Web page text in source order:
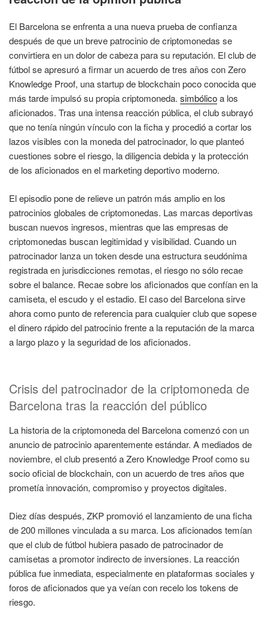
El Barcelona se enfrenta a una nueva prueba de confianza
después de que un breve patrocinio de criptomonedas se
convirtiera en un dolor de cabeza para su reputación. El club de
fútbol se apresuró a firmar un acuerdo de tres años con Zero
Knowledge Proof, una startup de blockchain poco conocida que
más tarde impulsó su propia criptomoneda. simbólicoa los
aficionados. Tras una intensa reacción pública, el club subrayó
que no tenía ningún vínculo con la ficha y procedió a cortar los
lazos visibles con la moneda del patrocinador, lo que planteó
cuestiones sobre el riesgo, la diligencia debida y la protección
de los aficionados en el marketing deportivo moderno.
El episodio pone de relieve un patrón más amplio en los
patrocinios globales de criptomonedas. Las marcas deportivas
buscan nuevos ingresos, mientras que las empresas de
criptomonedas buscan legitimidad y visibilidad. Cuando un
patrocinador lanza un token desde una estructura seudónima
registrada en jurisdicciones remotas, el riesgo no sólo recae
sobre el balance. Recae sobre los aficionados que confían en la
camiseta, el escudo y el estadio. El caso del Barcelona sirve
ahora como punto de referencia para cualquier club que sopese
el dinero rápido del patrocinio frente a la reputación de la marca
a largo plazo y la seguridad de los aficionados.
Crisis del patrocinador de la criptomoneda de
Barcelona tras la reacción del público
La historia de la criptomoneda del Barcelona comenzó con un
anuncio de patrocinio aparentemente estándar. A mediados de
noviembre, el club presentó a Zero Knowledge Proof como su
socio oficial de blockchain, con un acuerdo de tres años que
prometía innovación, compromiso y proyectos digitales.
Diez días después, ZKP promovió el lanzamiento de una ficha
de 200 millones vinculada a su marca. Los aficionados temían
que el club de fútbol hubiera pasado de patrocinador de
camisetas a promotor indirecto de inversiones. La reacción
pública fue inmediata, especialmente en plataformas sociales y
foros de aficionados que ya veían con recelo los tokens de
riesgo.